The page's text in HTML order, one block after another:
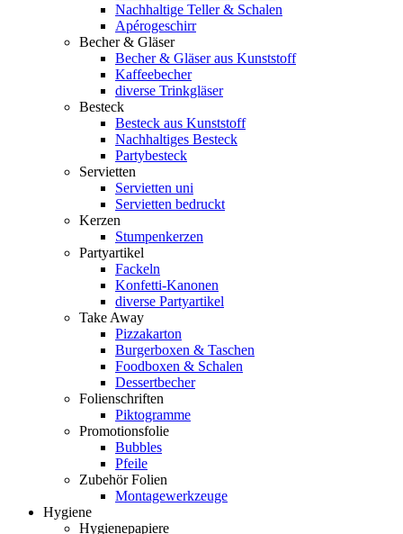
Nachhaltige Teller & Schalen
Apérogeschirr
Becher & Gläser
Becher & Gläser aus Kunststoff
Kaffeebecher
diverse Trinkgläser
Besteck
Besteck aus Kunststoff
Nachhaltiges Besteck
Partybesteck
Servietten
Servietten uni
Servietten bedruckt
Kerzen
Stumpenkerzen
Partyartikel
Fackeln
Konfetti-Kanonen
diverse Partyartikel
Take Away
Pizzakarton
Burgerboxen & Taschen
Foodboxen & Schalen
Dessertbecher
Folienschriften
Piktogramme
Promotionsfolie
Bubbles
Pfeile
Zubehör Folien
Montagewerkzeuge
Hygiene
Hygienepapiere